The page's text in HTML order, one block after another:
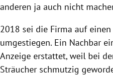
anderen ja auch nicht
2018 sei die Firma auf einen
umgestiegen. Ein Nachbar
Anzeige erstattet, weil bei
Sträucher schmutzig